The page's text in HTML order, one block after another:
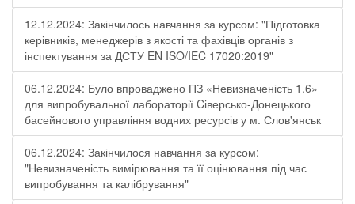
12.12.2024: Закінчилось навчання за курсом: "Підготовка
керівників, менеджерів з якості та фахівців органів з
інспектування за ДСТУ EN ISO/IEC 17020:2019"
06.12.2024: Було впроваджено ПЗ «Невизначеність 1.6»
для випробувальної лабораторії Cіверсько-Донецького
басейнового управління водних ресурсів у м. Слов'янськ
06.12.2024: Закінчилося навчання за курсом:
"Невизначеність вимірювання та її оцінювання під час
випробування та калібрування"